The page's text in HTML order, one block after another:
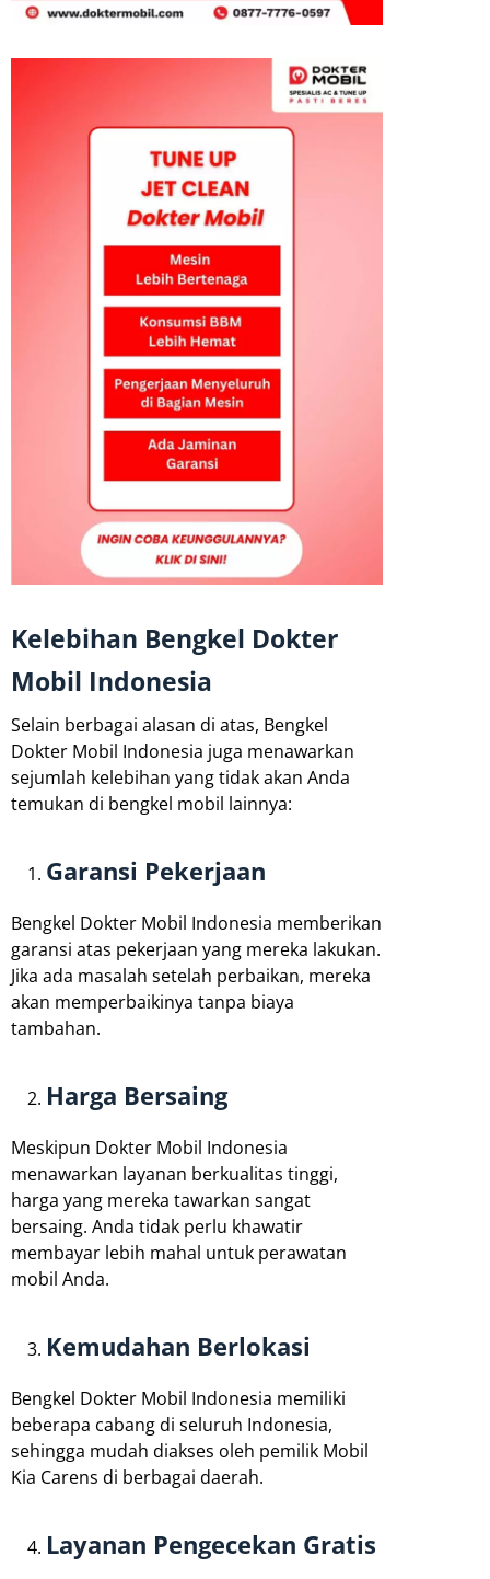
Kelebihan Bengkel Dokter
Mobil Indonesia
Selain berbagai alasan di atas, Bengkel
Dokter Mobil Indonesia juga menawarkan
sejumlah kelebihan yang tidak akan Anda
temukan di bengkel mobil lainnya:
Garansi Pekerjaan
Bengkel Dokter Mobil Indonesia memberikan
garansi atas pekerjaan yang mereka lakukan.
Jika ada masalah setelah perbaikan, mereka
akan memperbaikinya tanpa biaya
tambahan.
Harga Bersaing
Meskipun Dokter Mobil Indonesia
menawarkan layanan berkualitas tinggi,
harga yang mereka tawarkan sangat
bersaing. Anda tidak perlu khawatir
membayar lebih mahal untuk perawatan
mobil Anda.
Kemudahan Berlokasi
Bengkel Dokter Mobil Indonesia memiliki
beberapa cabang di seluruh Indonesia,
sehingga mudah diakses oleh pemilik Mobil
Kia Carens di berbagai daerah.
Layanan Pengecekan Gratis